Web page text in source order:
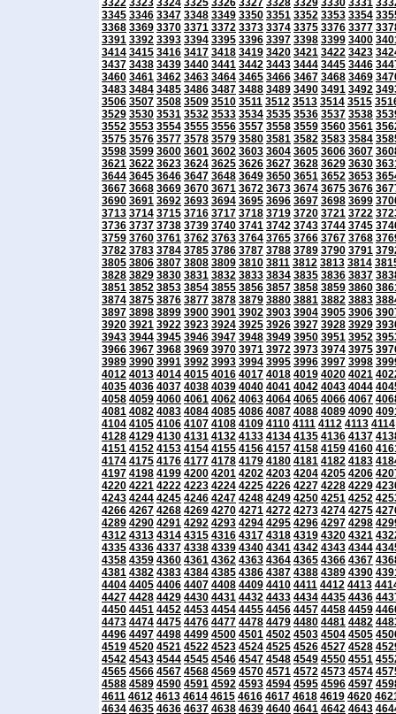
3322 3323 3324 3325 3326 3327 3328 3329 3330 3331
3345 3346 3347 3348 3349 3350 3351 3352 3353 3354
3368 3369 3370 3371 3372 3373 3374 3375 3376 3377
3391 3392 3393 3394 3395 3396 3397 3398 3399 3400
3414 3415 3416 3417 3418 3419 3420 3421 3422 3423
3437 3438 3439 3440 3441 3442 3443 3444 3445 3446
3460 3461 3462 3463 3464 3465 3466 3467 3468 3469
3483 3484 3485 3486 3487 3488 3489 3490 3491 3492
3506 3507 3508 3509 3510 3511 3512 3513 3514 3515
3529 3530 3531 3532 3533 3534 3535 3536 3537 3538
3552 3553 3554 3555 3556 3557 3558 3559 3560 3561
3575 3576 3577 3578 3579 3580 3581 3582 3583 3584
3598 3599 3600 3601 3602 3603 3604 3605 3606 3607
3621 3622 3623 3624 3625 3626 3627 3628 3629 3630
3644 3645 3646 3647 3648 3649 3650 3651 3652 3653
3667 3668 3669 3670 3671 3672 3673 3674 3675 3676
3690 3691 3692 3693 3694 3695 3696 3697 3698 3699
3713 3714 3715 3716 3717 3718 3719 3720 3721 3722
3736 3737 3738 3739 3740 3741 3742 3743 3744 3745
3759 3760 3761 3762 3763 3764 3765 3766 3767 3768
3782 3783 3784 3785 3786 3787 3788 3789 3790 3791
3805 3806 3807 3808 3809 3810 3811 3812 3813 3814
3828 3829 3830 3831 3832 3833 3834 3835 3836 3837
3851 3852 3853 3854 3855 3856 3857 3858 3859 3860
3874 3875 3876 3877 3878 3879 3880 3881 3882 3883
3897 3898 3899 3900 3901 3902 3903 3904 3905 3906
3920 3921 3922 3923 3924 3925 3926 3927 3928 3929
3943 3944 3945 3946 3947 3948 3949 3950 3951 3952
3966 3967 3968 3969 3970 3971 3972 3973 3974 3975
3989 3990 3991 3992 3993 3994 3995 3996 3997 3998
4012 4013 4014 4015 4016 4017 4018 4019 4020 4021
4035 4036 4037 4038 4039 4040 4041 4042 4043 4044
4058 4059 4060 4061 4062 4063 4064 4065 4066 4067
4081 4082 4083 4084 4085 4086 4087 4088 4089 4090
4104 4105 4106 4107 4108 4109 4110 4111 4112 4113 4114
4128 4129 4130 4131 4132 4133 4134 4135 4136 4137
4151 4152 4153 4154 4155 4156 4157 4158 4159 4160
4174 4175 4176 4177 4178 4179 4180 4181 4182 4183
4197 4198 4199 4200 4201 4202 4203 4204 4205 4206
4220 4221 4222 4223 4224 4225 4226 4227 4228 4229
4243 4244 4245 4246 4247 4248 4249 4250 4251 4252
4266 4267 4268 4269 4270 4271 4272 4273 4274 4275
4289 4290 4291 4292 4293 4294 4295 4296 4297 4298
4312 4313 4314 4315 4316 4317 4318 4319 4320 4321
4335 4336 4337 4338 4339 4340 4341 4342 4343 4344
4358 4359 4360 4361 4362 4363 4364 4365 4366 4367
4381 4382 4383 4384 4385 4386 4387 4388 4389 4390
4404 4405 4406 4407 4408 4409 4410 4411 4412 4413
4427 4428 4429 4430 4431 4432 4433 4434 4435 4436
4450 4451 4452 4453 4454 4455 4456 4457 4458 4459
4473 4474 4475 4476 4477 4478 4479 4480 4481 4482
4496 4497 4498 4499 4500 4501 4502 4503 4504 4505
4519 4520 4521 4522 4523 4524 4525 4526 4527 4528
4542 4543 4544 4545 4546 4547 4548 4549 4550 4551
4565 4566 4567 4568 4569 4570 4571 4572 4573 4574
4588 4589 4590 4591 4592 4593 4594 4595 4596 4597
4611 4612 4613 4614 4615 4616 4617 4618 4619 4620
4634 4635 4636 4637 4638 4639 4640 4641 4642 4643